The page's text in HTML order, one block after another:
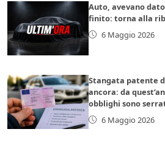
Auto, avevano
finito: torna alla
6 Maggio 2026
Stangata patente
ancora: da
obblighi sono
6 Maggio 2026